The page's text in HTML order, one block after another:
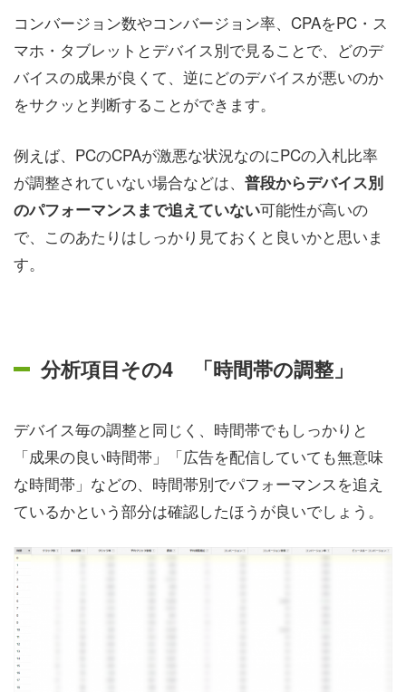
コンバージョン数やコンバージョン率、CPAをPC・ス
マホ・タブレットとデバイス別で見ることで、どのデ
バイスの成果が良くて、逆にどのデバイスが悪いのか
をサクッと判断することができます。
例えば、PCのCPAが激悪な状況なのにPCの入札比率
が調整されていない場合などは、 普段からデバイス別
のパフォーマンスまで追えていない可能性が高いの
で、このあたりはしっかり見ておくと良いかと思いま
す。
分析項目その4 「時間帯の調整」
デバイス毎の調整と同じく、時間帯でもしっかりと
「成果の良い時間帯」「広告を配信していても無意味
な時間帯」などの、時間帯別でパフォーマンスを追え
ているかという部分は確認したほうが良いでしょう。